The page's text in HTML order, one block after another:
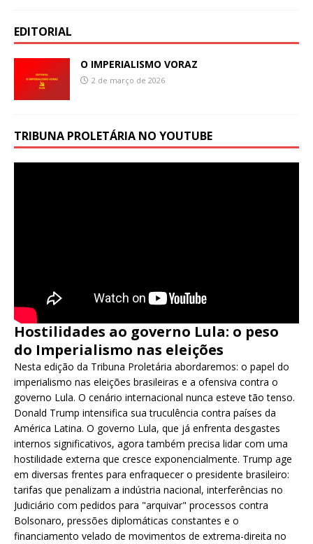
EDITORIAL
O IMPERIALISMO VORAZ
2 de março de 2026
TRIBUNA PROLETÁRIA NO YOUTUBE
Hostilidades ao governo Lula: o peso
do Imperialismo nas eleições
Nesta edição da Tribuna Proletária abordaremos: o papel do
imperialismo nas eleições brasileiras e a ofensiva contra o
governo Lula. O cenário internacional nunca esteve tão tenso.
Donald Trump intensifica sua truculência contra países da
América Latina. O governo Lula, que já enfrenta desgastes
internos significativos, agora também precisa lidar com uma
hostilidade externa que cresce exponencialmente. Trump age
em diversas frentes para enfraquecer o presidente brasileiro:
tarifas que penalizam a indústria nacional, interferências no
Judiciário com pedidos para "arquivar" processos contra
Bolsonaro, pressões diplomáticas constantes e o
financiamento velado de movimentos de extrema-direita no